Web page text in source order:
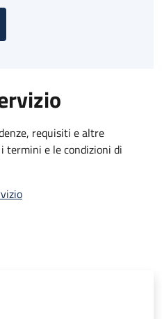
requisiti e altre
termini e le condizioni di